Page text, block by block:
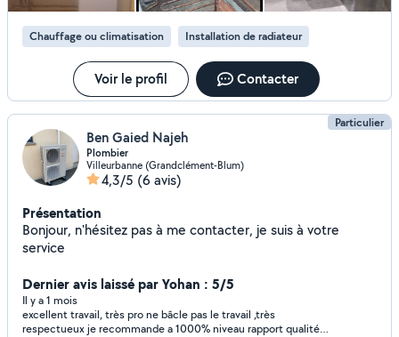
Chauffage ou climatisation Installation de radiateur
Voir le profil Contacter
Particulier
Ben Gaied Najeh
Plombier
Villeurbanne (Grandclément-Blum)
4,3/5 (6 avis)
Présentation
Bonjour, n'hésitez pas à me contacter, je suis à votre
service
Dernier avis laissé par Yohan : 5/5
Il y a 1 mois
excellent travail, très pro ne bâcle pas le travail ,très
respectueux je recommande a 1000% niveau rapport qualité